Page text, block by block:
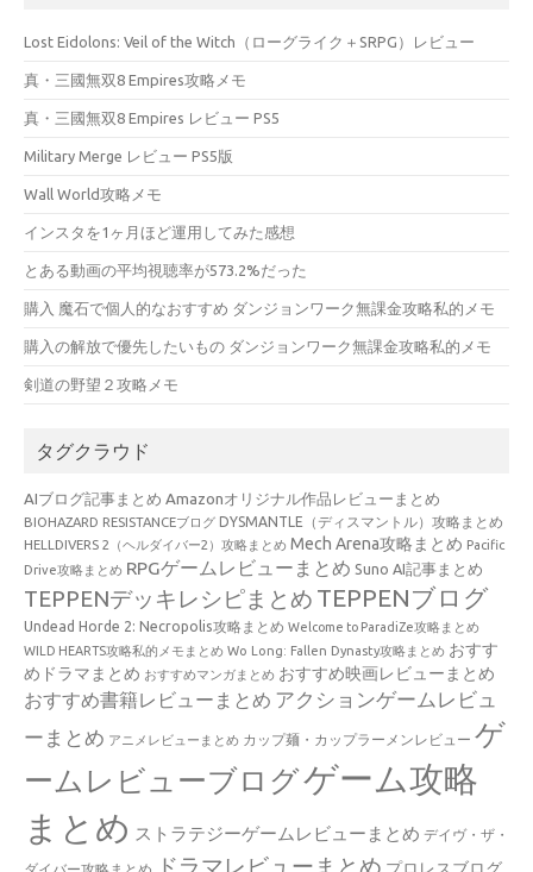
Lost Eidolons: Veil of the Witch（ローグライク＋SRPG）レビュー
真・三國無双8 Empires攻略メモ
真・三國無双8 Empires レビュー PS5
Military Merge レビュー PS5版
Wall World攻略メモ
インスタを1ヶ月ほど運用してみた感想
とある動画の平均視聴率が573.2%だった
購入 魔石で個人的なおすすめ ダンジョンワーク無課金攻略私的メモ
購入の解放で優先したいもの ダンジョンワーク無課金攻略私的メモ
剣道の野望２攻略メモ
タグクラウド
AIブログ記事まとめ Amazonオリジナル作品レビューまとめ
BIOHAZARD RESISTANCEブログ DYSMANTLE（ディスマントル）攻略まとめ
HELLDIVERS 2（ヘルダイバー2）攻略まとめ Mech Arena攻略まとめ Pacific
Drive攻略まとめ RPGゲームレビューまとめ Suno AI記事まとめ
TEPPENデッキレシピまとめ TEPPENブログ
Undead Horde 2: Necropolis攻略まとめ Welcome to ParadiZe攻略まとめ
WILD HEARTS攻略私的メモまとめ Wo Long: Fallen Dynasty攻略まとめ おすす
めドラマまとめ おすすめマンガまとめ おすすめ映画レビューまとめ
おすすめ書籍レビューまとめ アクションゲームレビュ
ーまとめ アニメレビューまとめ カップ麺・カップラーメンレビュー ゲ
ームレビューブログゲーム攻略
まとめ ストラテジーゲームレビューまとめ デイヴ・ザ・
ダイバー攻略まとめ ドラマレビューまとめ